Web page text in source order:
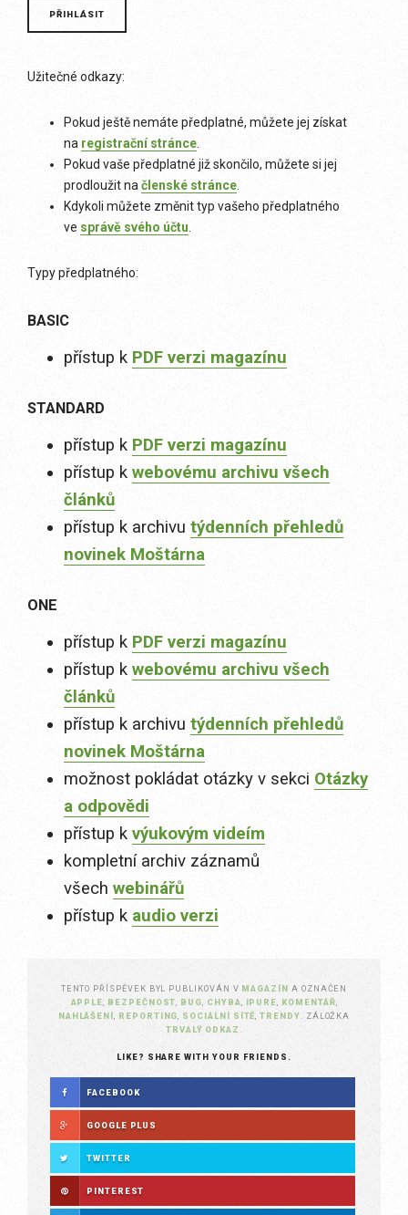
Užitečné odkazy:
Pokud ještě nemáte předplatné, můžete jej získat
na registrační stránce
Pokud vaše předplatné již skončilo, můžete si jej
prodloužit na členské stránce
Kdykoli můžete změnit typ vašeho předplatného
ve správě svého účtu
Typy předplatného:
BASIC
přístup k PDF verzi magazínu
STANDARD
přístup k PDF verzi magazínu
přístup k webovému archivu všech
článků
přístup k archivu týdenních přehledů
novinek Moštárna
ONE
přístup k PDF verzi magazínu
přístup k webovému archivu všech
článků
přístup k archivu týdenních přehledů
novinek Moštárna
možnost pokládat otázky v sekci Otázky
a odpovědi
přístup k výukovým videím
kompletní archiv záznamů
všech webinářů
přístup k audio verzi
TENTO PŘÍSPĚVEK BYL PUBLIKOVÁN V MAGAZÍN A OZNAČEN
APPLE
BEZPEČNOST BUG CHYBA IPURE KOMENTÁŘ
NAHLÁŠENÍ
REPORTING SOCIÁLNÍ SÍTĚ ,TRENDY . ZÁLOŽKA
TRVALÝ ODKAZ
LIKE? SHARE WITH YOUR FRIENDS.
FACEBOOK
GOOGLE PLUS
TWITTER
PINTEREST